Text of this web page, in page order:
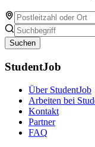
Suchen
StudentJob
Über StudentJob
Arbeiten bei
Kontakt
Partner
FAQ